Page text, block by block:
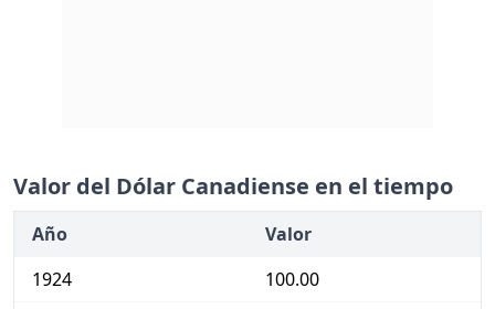
Valor del Dólar Canadiense en el tiempo
Año
Valor
1924
100.00